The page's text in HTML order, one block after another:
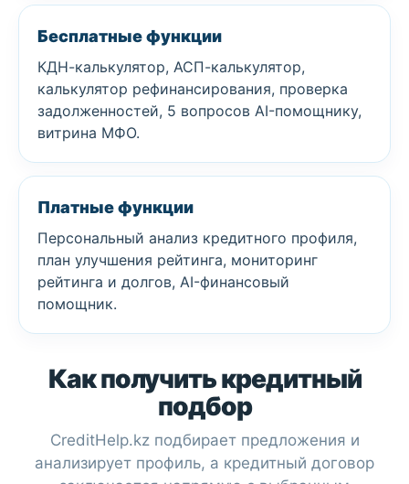
Бесплатные функции
КДН-калькулятор, АСП-калькулятор,
калькулятор рефинансирования, проверка
задолженностей, 5 вопросов AI-помощнику,
витрина МФО.
Платные функции
Персональный анализ кредитного профиля,
план улучшения рейтинга, мониторинг
рейтинга и долгов, AI-финансовый
помощник.
Как получить кредитный
подбор
CreditHelp.kz подбирает предложения и
анализирует профиль, а кредитный договор